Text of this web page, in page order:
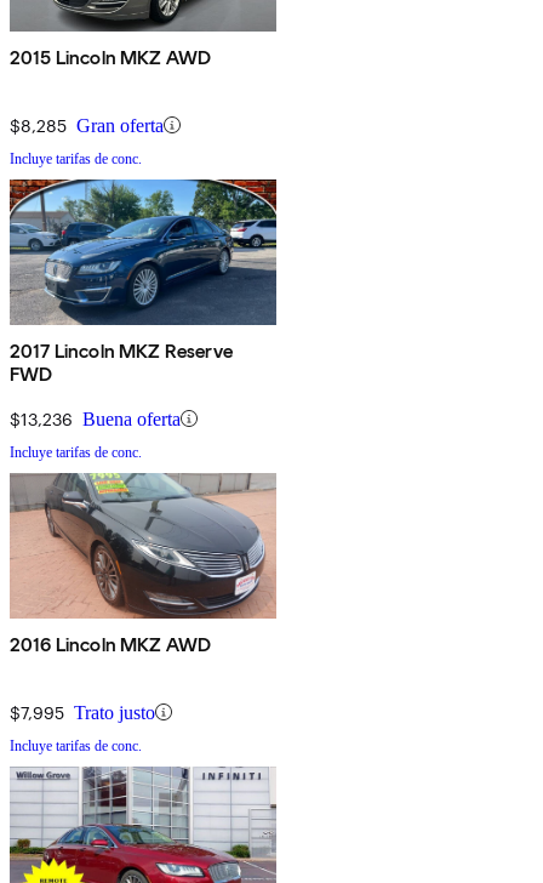
2015 Lincoln MKZ AWD
$8,285 Gran oferta
Incluye tarifas de conc.
2017 Lincoln MKZ Reserve
FWD
$13,236 Buena oferta
Incluye tarifas de conc.
2016 Lincoln MKZ AWD
$7,995 Trato justo
Incluye tarifas de conc.